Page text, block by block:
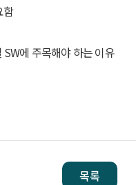
함
에 주목해야 하는 이유
목록